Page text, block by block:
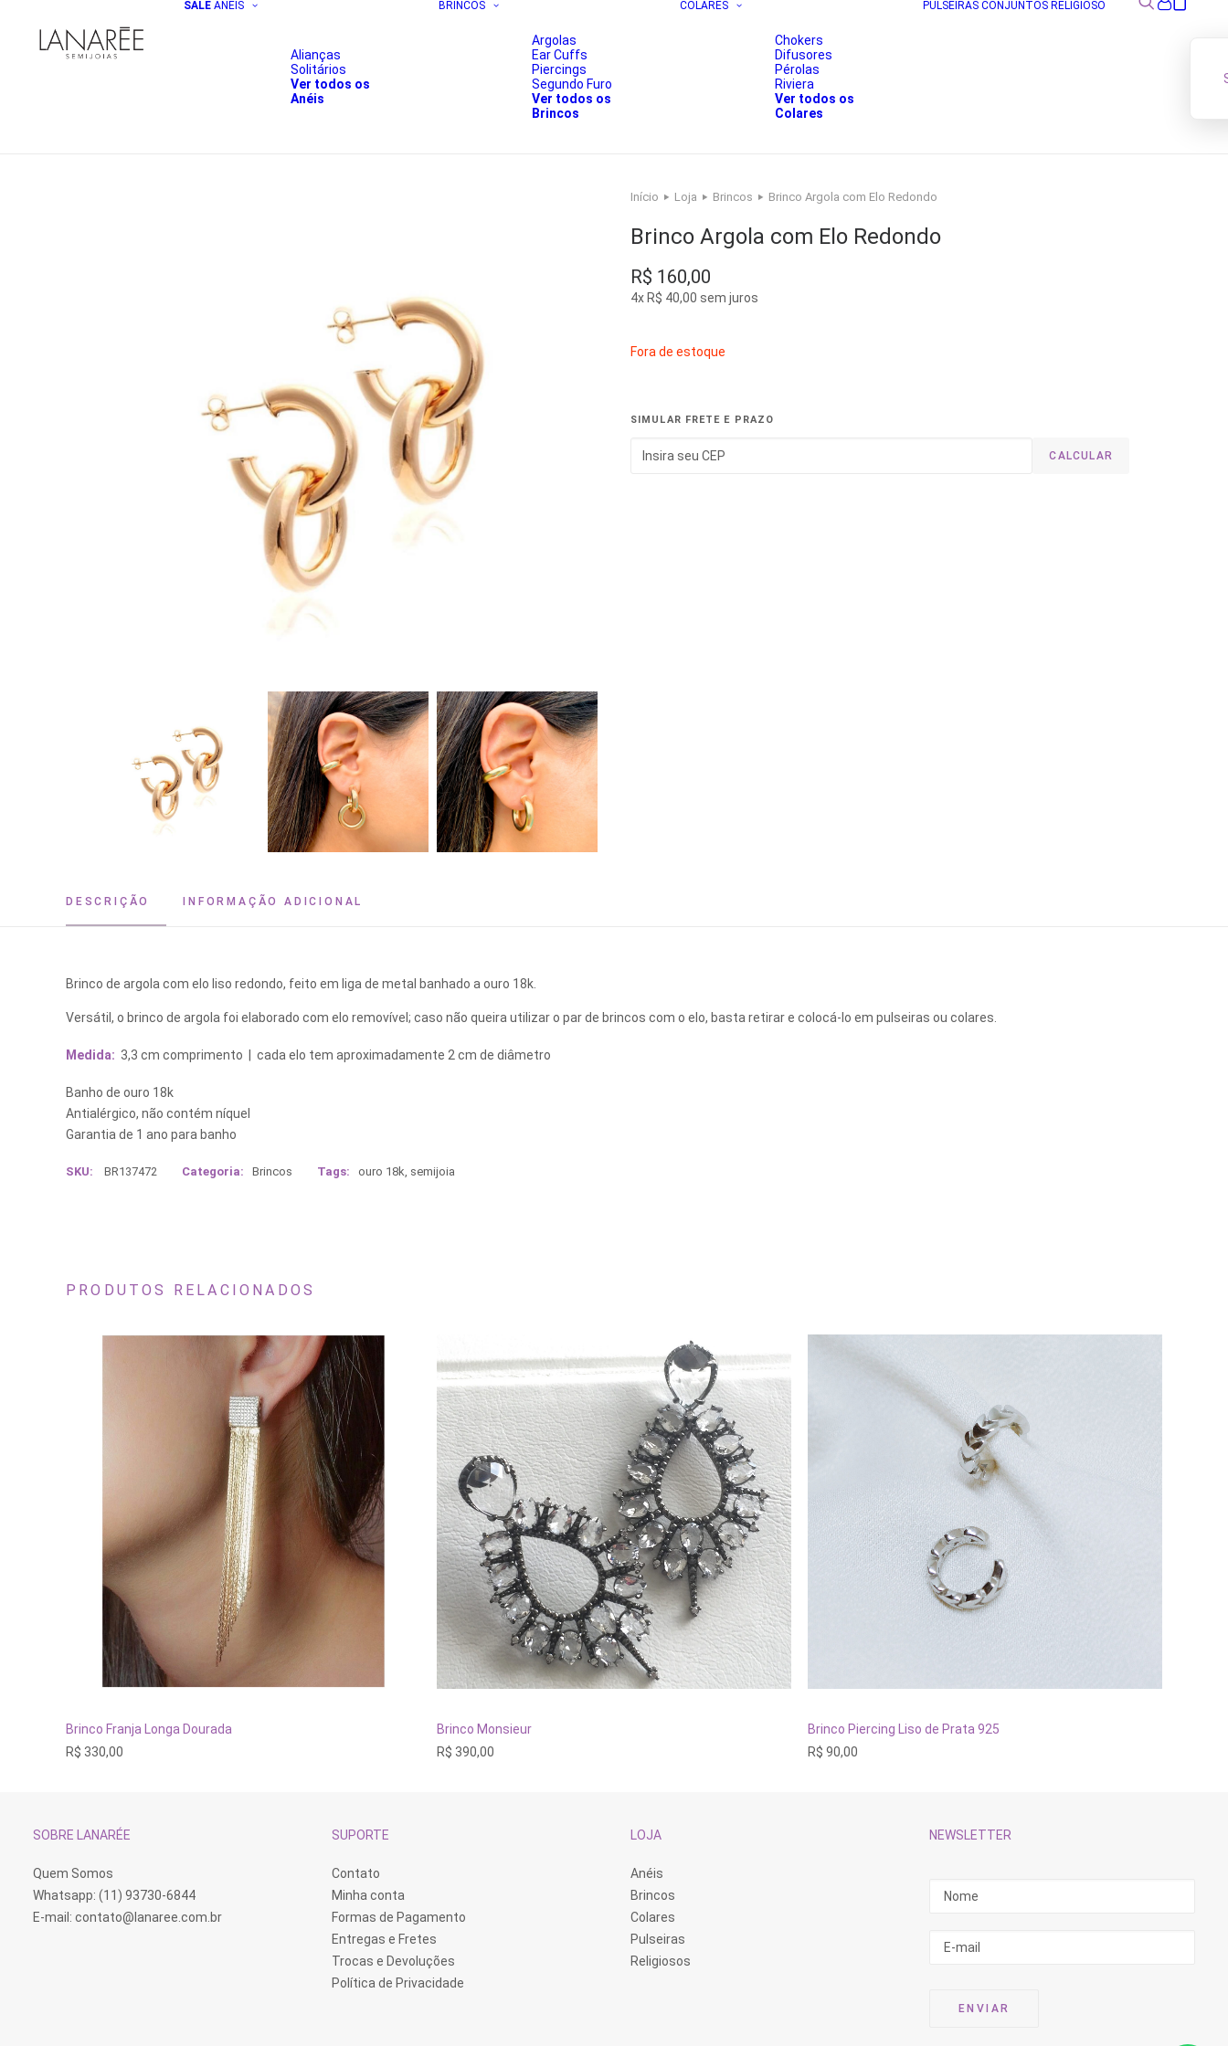
SALE ANÉIS
Alianças
Solitários
Ver todos os
Anéis
BRINCOS
Argolas
Ear Cuffs
Piercings
Segundo Furo
Ver todos os
Brincos
COLARES
Chokers
Difusores
Pérolas
Riviera
Ver todos os
Colares
PULSEIRAS CONJUNTOS RELIGIOSO
Início Loja Brincos Brinco Argola com Elo Redondo
Brinco Argola com Elo Redondo
R$ 160,00
4x R$ 40,00 sem juros
Fora de estoque
SIMULAR FRETE E PRAZO
CALCULAR
DESCRIÇÃO INFORMAÇÃO ADICIONAL
Brinco de argola com elo liso redondo, feito em liga de metal banhado a ouro 18k.
Versátil, o brinco de argola foi elaborado com elo removível; caso não queira utilizar o par de brincos com o elo, basta retirar e colocá-lo em pulseiras ou colares.
Medida: 3,3 cm comprimento | cada elo tem aproximadamente 2 cm de diâmetro
Banho de ouro 18k
Antialérgico, não contém níquel
Garantia de 1 ano para banho
SKU: BR137472 Categoria: Brincos Tags: ouro 18k, semijoia
PRODUTOS RELACIONADOS
ADICIONAR AO CARRINHO
Brinco Franja Longa Dourada
R$ 330,00
ADICIONAR AO CARRINHO
Brinco Monsieur
R$ 390,00
ADICIONAR AO CARRINHO
Brinco Piercing Liso de Prata 925
R$ 90,00
SOBRE LANARÉE
Quem Somos
Whatsapp: (11) 93730-6844
E-mail: contato@lanaree.com.br
SUPORTE
Contato
Minha conta
Formas de Pagamento
Entregas e Fretes
Trocas e Devoluções
Política de Privacidade
LOJA
Anéis
Brincos
Colares
Pulseiras
Religiosos
NEWSLETTER